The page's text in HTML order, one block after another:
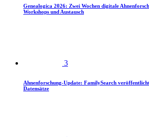
Genealogica 2026: Zwei Wochen digitale
Workshops und Austausch
3
Ahnenforschung-Update: FamilySearch
Datensätze